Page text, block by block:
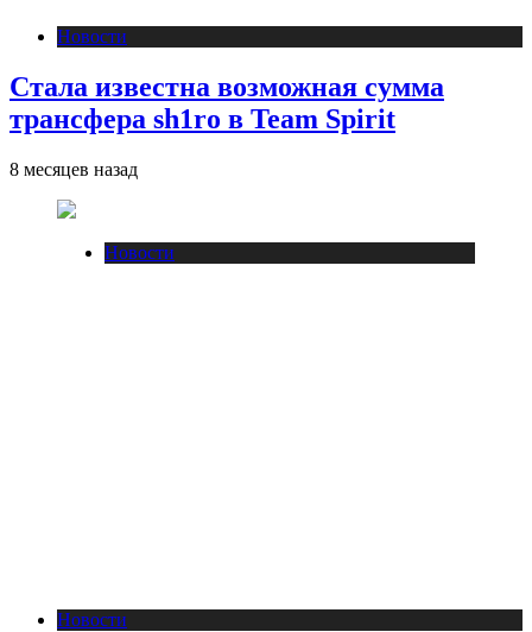
Новости
Стала известна возможная сумма
трансфера sh1ro в Team Spirit
8 месяцев назад
Новости
Новости